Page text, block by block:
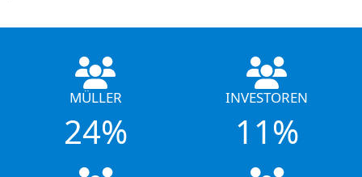
MÜLLER
24%
INVESTOREN
11%